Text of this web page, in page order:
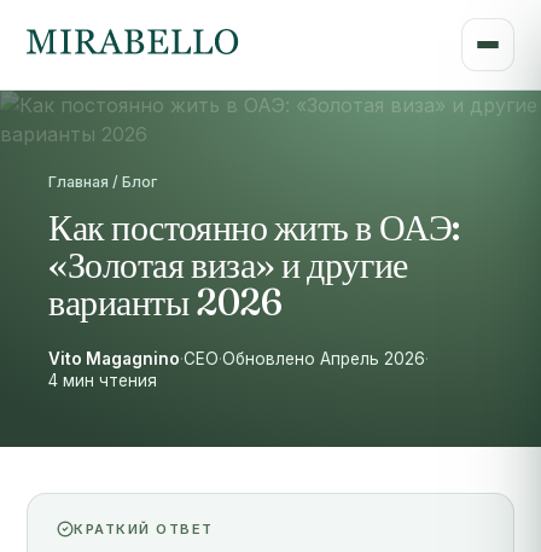
Главная / Блог
Как постоянно жить в ОАЭ:
«Золотая виза» и другие
варианты 2026
Vito Magagnino·CEO·Обновлено Апрель 2026·
4 мин чтения
КРАТКИЙ ОТВЕТ